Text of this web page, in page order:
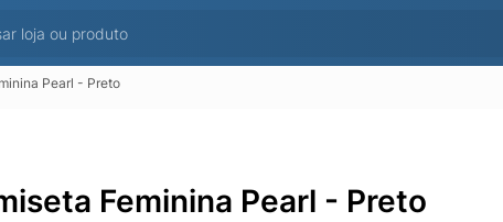
Pearl - Preto
Feminina Pearl - Preto